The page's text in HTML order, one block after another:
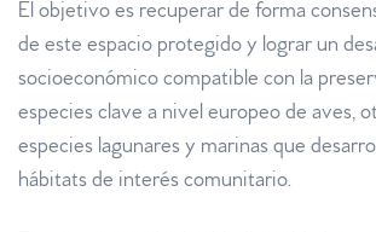
El objetivo es recuperar de forma
de este espacio protegido y lograr un
socioeconómico compatible con la
especies clave a nivel europeo de aves,
especies lagunares y marinas que
hábitats de interés comunitario.